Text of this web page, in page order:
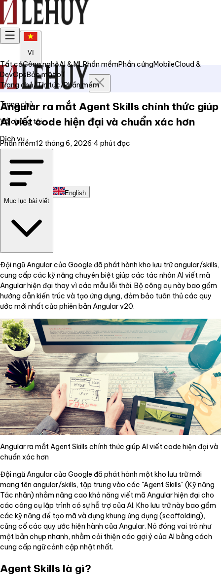
VI
Trang chủ
Về chúng tôi
Dịch vụ
Liên hệ
English
Tất cảCông nghệAI & MLPhần mềmPhần cứngMobileCloud &
DevOpsBảo mậtIoT
Trang chủ/Tin tức/Phần mềm
Angular ra mắt Agent Skills chính thức giúp
AI viết code hiện đại và chuẩn xác hơn
Phần mềm12 tháng 6, 2026·4 phút đọc
Mục lục bài viết
Đội ngũ Angular của Google đã phát hành kho lưu trữ angular/skills,
cung cấp các kỹ năng chuyên biệt giúp các tác nhân AI viết mã
Angular hiện đại thay vì các mẫu lỗi thời. Bộ công cụ này bao gồm
hướng dẫn kiến trúc và tạo ứng dụng, đảm bảo tuân thủ các quy
ước mới nhất của phiên bản Angular v20.
Angular ra mắt Agent Skills chính thức giúp AI viết code hiện đại và
chuẩn xác hơn
Đội ngũ Angular của Google đã phát hành một kho lưu trữ mới
mang tên angular/skills, tập trung vào các "Agent Skills" (Kỹ năng
Tác nhân) nhằm nâng cao khả năng viết mã Angular hiện đại cho
các công cụ lập trình có sự hỗ trợ của AI. Kho lưu trữ này bao gồm
các kỹ năng để tạo mã và dựng khung ứng dụng (scaffolding),
củng cố các quy ước hiện hành của Angular. Nó đóng vai trò như
một bản chụp nhanh, nhằm cải thiện các gợi ý của AI bằng cách
cung cấp ngữ cảnh cập nhật nhất.
Agent Skills là gì?